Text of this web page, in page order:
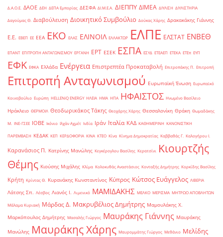
Δ.Α.Ο.Ε. ΔΑΟΕ ΔΕΗ ΔΕΠΑ Εμπορίας ΔΕΣΦΑ ΔΙ.Μ.Ε.Α. ΔΙΕΠΠΥ ΔΙΜΕΑ ΔΙΥΛΙΣΗ ΔΙΥΛΙΣΤΗΡΙΑ
Δαγούμας Θ. Διαβούλευση Διοικητικό Συμβούλιο Δούκας Χάρης Δρακακάκης Γιάννης
Ε.Ε. ΕΒΕΠ ΕΕ ΕΕΑ ΕΚΟ ΕΛΑΣ ΕΛΙΝΟΙΛ ΕΛΛΑΚΤΩΡ ΕΛΠΕ ΕΛΣΤΑΤ ΕΝΒΕΘ
ΕΠΑΝΤ ΕΠΙΤΡΟΠΗ ΑΝΤΑΓΩΝΙΣΜΟΥ ΕΡΓΑΝΗ ΕΡΤ ΕΣΕΚ ΕΣΠΑ ΕΣΥΔ ΕΤΕΑΕΠ ΕΤΕΚΑ ΕΤΕπ ΕΥΠ
ΕΦΚ ΕΦΚΑ Ελλάδα Ενέργεια Επιστρεπτέα Προκαταβολή Επιτροπάκης Π. Επιτροπή
Επιτροπή Ανταγωνισμού Ευρωπαϊκή Ένωση Ευρωπαϊκό
Κοινοβούλιο Ευρώπη ΗELLENiQ ENERGY ΗΛΕΙΑ ΗΜΑ ΗΠΑ ΗΦΑΙΣΤΟΣ Ηνωμένο Βασίλειο
Ηράκλειο ΘΕΡΜΟΙΛ Θεοδωρικάκος Τάκης Θεοχάρης Χάρης Θεσσαλονίκη Θράκη Θωμαδάκης
Μ. ΙΝΕ-ΓΣΕΕ ΙΟΒΕ Ικόνιο Ιλχάν Αχμέτ Ινδία Ιράν Ιταλία ΚΑΔ ΚΑΘΗΜΕΡΙΝΗ ΚΑΝΟΝΙΣΤΙΚΗ
ΠΑΡΕΜΒΑΣΗ ΚΕΔΑΚ ΚΕΠ ΚΕΡΔΟΦΟΡΙΑ ΚΙΝΑ ΚΤΕΟ Κίνα Κίνημα Δημοκρατίας Καββαθάς Γ. Καλογήρου Ι.
Καρανάσιος Π. Κατρίνης Μανώλης Κεγκέρογλου Βασίλης Κερατσίνι
Κιουρτζής
Θέμης Κιούσης Μιχάλης Κλίμα Κολοκυθάς Αναστάσιος Κονταξής Δημήτρης Κορκίδης Βασίλης
Κρήτη Κρίντας Θ. Κυρανάκης Κωνσταντίνος Κύπρος Κώτσος Ευάγγελος ΛΙΒΕΡΙΑ
Λάτσης Σπ. Λέσβος Λιανός Ι. Λιμενικό ΜΑΜΙΔΑΚΗΣ ΜΕΛΚΟ ΜΕΡΙΣΜΑ ΜΗΤΡΩΟ ΑΠΟΒΛΗΤΩΝ
Μάλαμα Κυριακή Μάρδας Δ. Μακρυβέλιος Δημήτρης Μαμουλάκης Χ.
Μαρκόπουλος Δημήτρης Μασαλής Γιώργος Μαυράκης Γιάννης Μαυράκης
Μανώλης Μαυράκης Χάρης Μαυρομμάτης Γιώργος Μεθάνιο Μελίδης